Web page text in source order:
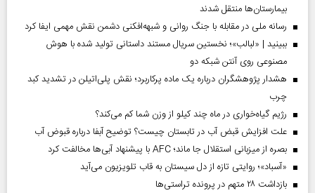
بیمارستان‌ها منتقل شدند
رسانه ملی در مقابله با جنگ روانی و شبهه‌افکنی دشمن نقش مهمی ایفا کرد
ببینید | «لبالب»؛ نخستین سریال مستند داستانی تولید شده با هوش
مصنوعی روی آنتن شبکه دو
هشدار پژوهشگران درباره یک ماده پرکاربرد؛ نقش پلی‌اتیلن در تشدید کبد
چرب
رژیم گیاه‌خواری در ماه چند کیلو از وزن شما کم می‌کند؟
علت افزایش قبض آب در تابستان چیست؟ توضیح آبفا درباره قبوض آب
بصره از میزبانی استقلال جا ماند؛ AFC با پیشنهاد آبی‌ها مخالفت کرد
«آسباد»؛ روایتی تازه از دل سیستان به قاب تلویزیون می‌آید
بازداشت ۲۸ متهم در پرونده تراستی‌ها